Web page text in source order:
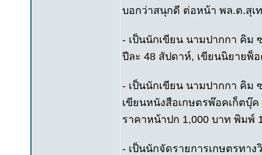
บอกว่าสนุกดี ต่อหน้า พล.ต.สุเ
- เป็นนักเขียน นามปากกา คิม
ปีละ 48 สัปดาห์, เขียนนิยายพ็
- เป็นนักเขียน นามปากกา คิม
เขียนหนังสือเกษตรพ๊อคเก็ตบุ๊ค
ราคาหน้าปก 1,000 บาท พิมพ์
- เป็นนักจัดรายการเกษตรทาง